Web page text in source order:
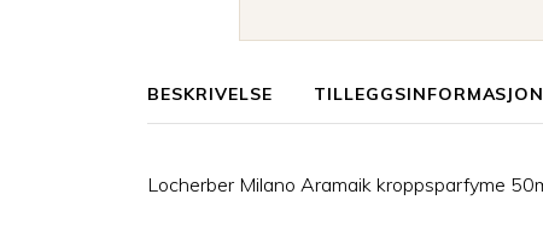
BESKRIVELSE TILLEGGSINFORMASJON
Locherber Milano Aramaik kroppsparfyme